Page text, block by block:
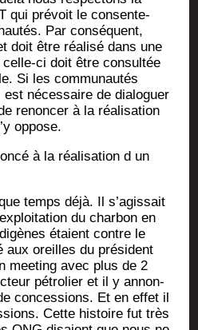
qui pré­voit le consen­te­
Par consé­quent,
doit être réa­li­sé dans une
ci doit être consul­tée
Si les com­mu­nau­tés
néces­saire de dia­lo­guer
renon­cer à la réa­li­sa­tion
oppose.
à la réa­li­sa­tion d un
temps déjà. Il s’agissait
du char­bon en
étaient contre le
aux oreilles du pré­sident
mee­ting avec plus de 2
pétro­lier et il y annon­
conces­sions. Et en effet il
Cette his­toire fut très